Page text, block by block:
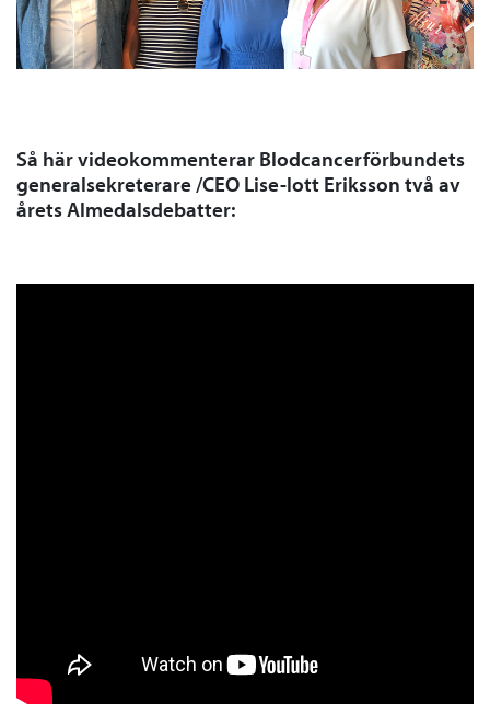
Så här videokommenterar Blodcancerförbundets
generalsekreterare /CEO Lise-lott Eriksson två av
årets Almedalsdebatter: